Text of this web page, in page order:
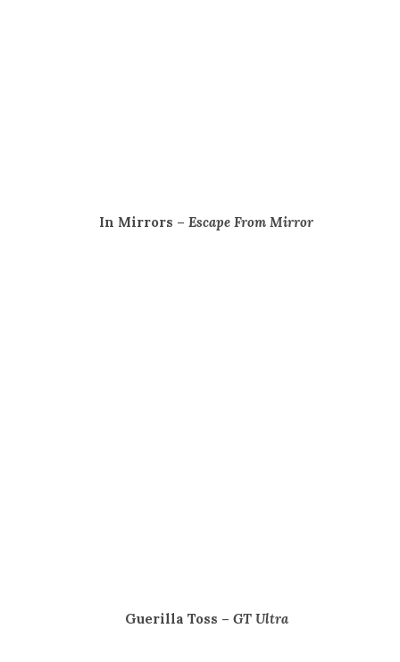
In Mirrors –Escape From Mirror
Guerilla Toss – GT Ultra